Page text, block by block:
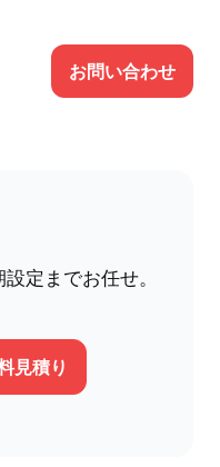
お問い合わせ
定までお任せ。
見積り